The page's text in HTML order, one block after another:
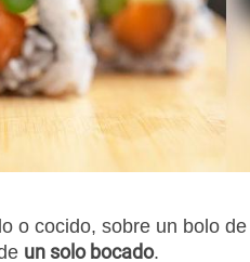
o cocido, sobre un bolo de
un solo bocado.